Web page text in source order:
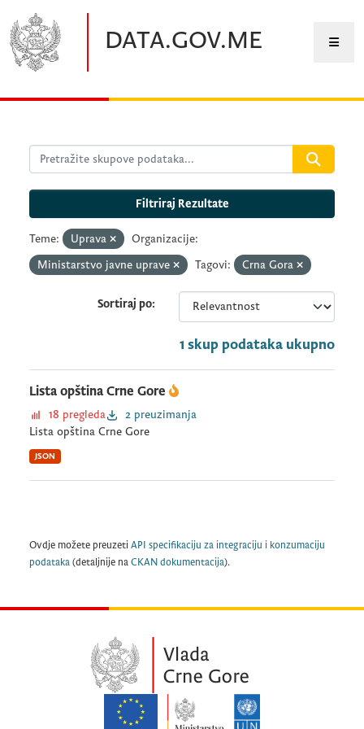
DATA.GOV.ME
Filtriraj Rezultate
Teme: Uprava
Organizacije:
Ministarstvo javne uprave
Tagovi: Crna Gora
Sortiraj po
1 skup podataka ukupno
Lista opština Crne Gore
18 pregleda
2 preuzimanja
Lista opština Crne Gore
JSON
Ovdje možete preuzeti API specifikaciju za integraciju i konzumaciju
podataka (detaljnije na CKAN dokumentacija).